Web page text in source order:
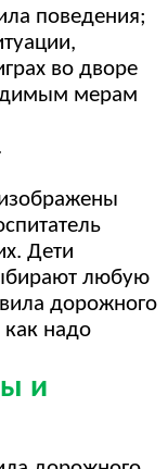
поведения;
во дворе
мерам
Дети
любую
дорожного
как надо
и